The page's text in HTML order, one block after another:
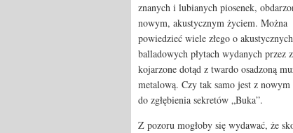
znanych i lubianych piosenek,
nowym, akustycznym życiem. Można
powiedzieć wiele złego o
balladowych płytach wydanych przez
kojarzone dotąd z twardo osadzoną
metalową. Czy tak samo jest z
do zgłębienia sekretów „Buka”.
Z pozoru mogłoby się wydawać, że